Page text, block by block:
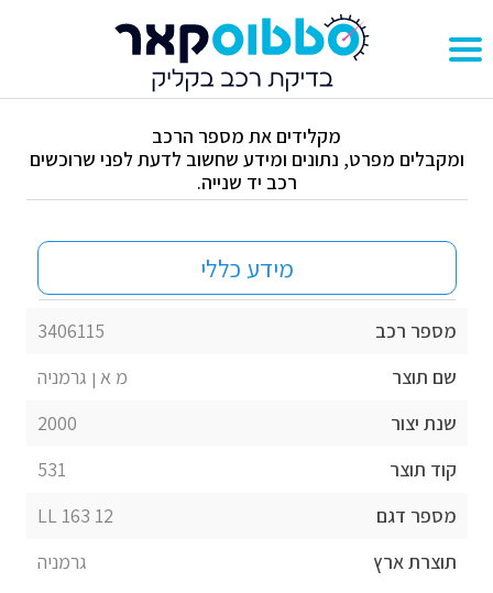
מקלידים את מספר הרכב
ומקבלים מפרט, נתונים ומידע שחשוב לדעת לפני שרוכשים
רכב יד שנייה.
מידע כללי
מספר רכב
3406115
שם תוצר
מ א ן גרמניה
שנת יצור
2000
קוד תוצר
531
מספר דגם
12 163 LL
תוצרת ארץ
גרמניה